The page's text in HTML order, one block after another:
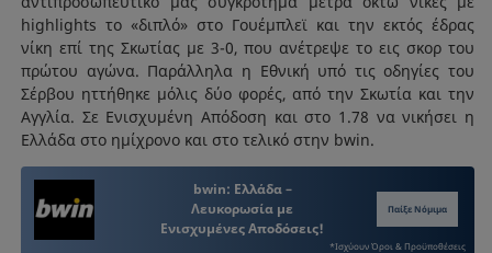
highlights το «διπλό» στο Γουέμπλεϊ και την εκτός έδρας
νίκη επί της Σκωτίας με 3-0, που ανέτρεψε το εις σκορ του
πρώτου αγώνα. Παράλληλα η Εθνική υπό τις οδηγίες του
Σέρβου ηττήθηκε μόλις δύο φορές, από την Σκωτία και την
Αγγλία. Σε Ενισχυμένη Απόδοση και στο 1.78 να νικήσει η
Ελλάδα στο ημίχρονο και στο τελικό στην bwin.
bwin: Ελλάδα –
Λευκορωσία με
Ενισχυμένες Αποδόσεις!
Παίξε Νόμιμα
*Ισχύουν Όροι & Προϋποθέσεις